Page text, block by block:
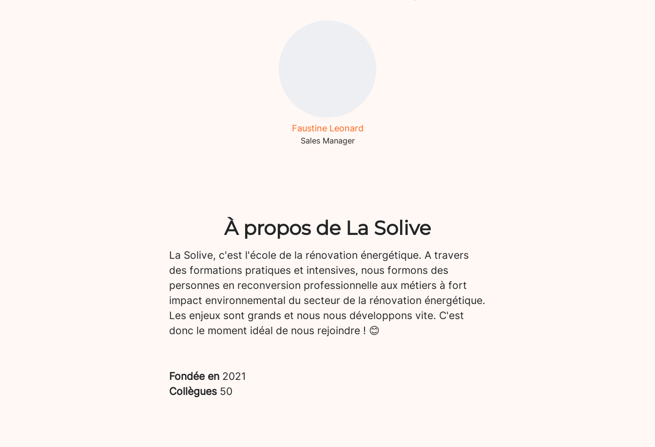
Faustine Leonard
Sales Manager
À propos de La Solive
La Solive, c'est l'école de la rénovation énergétique. A travers
des formations pratiques et intensives, nous formons des
personnes en reconversion professionnelle aux métiers à fort
impact environnemental du secteur de la rénovation énergétique.
Les enjeux sont grands et nous nous développons vite. C'est
donc le moment idéal de nous rejoindre ! 😊
Fondée en 2021
Collègues 50